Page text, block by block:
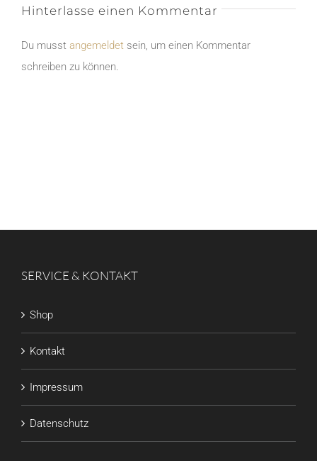
Hinterlasse einen Kommentar
Du musst angemeldet sein, um einen Kommentar
schreiben zu können.
SERVICE & KONTAKT
Shop
Kontakt
Impressum
Datenschutz